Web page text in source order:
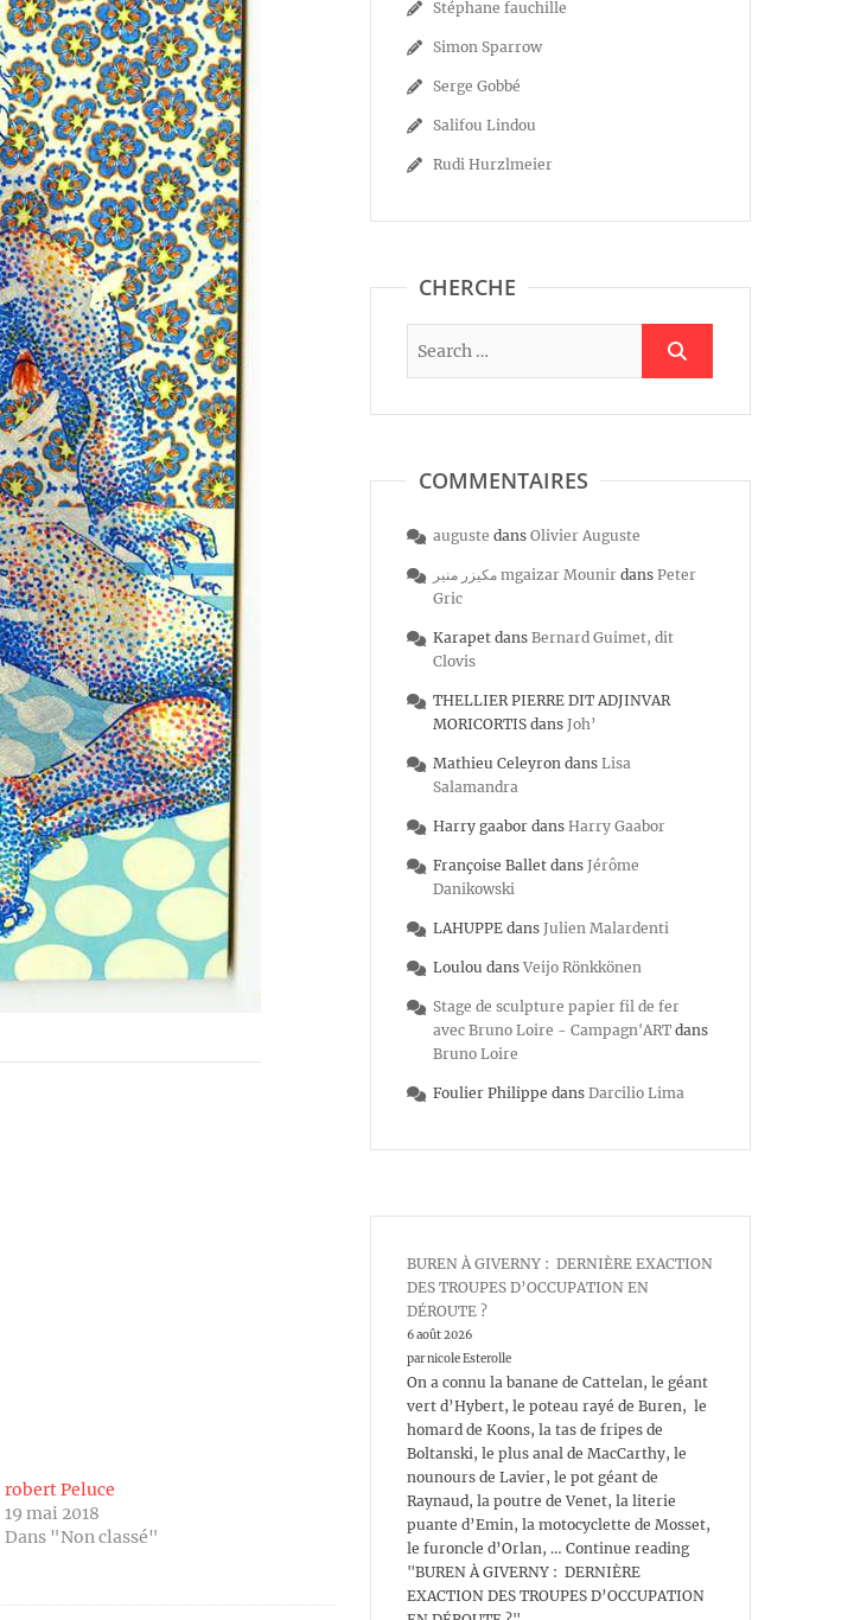
robert Peluce
19 mai 2018
Dans "Non classé"
Stéphane fauchille
Simon Sparrow
Serge Gobbé
Salifou Lindou
Rudi Hurzlmeier
CHERCHE
COMMENTAIRES
auguste dans Olivier Auguste
مكيزر منير mgaizar Mounir dans Peter
Gric
Karapet dans Bernard Guimet, dit
Clovis
THELLIER PIERRE DIT ADJINVAR
MORICORTIS dans Joh’
Mathieu Celeyron dans Lisa
Salamandra
Harry gaabor dans Harry Gaabor
Françoise Ballet dans Jérôme
Danikowski
LAHUPPE dans Julien Malardenti
Loulou dans Veijo Rönkkönen
Stage de sculpture papier fil de fer
avec Bruno Loire - Campagn'ART dans
Bruno Loire
Foulier Philippe dans Darcilio Lima
BUREN À GIVERNY : DERNIÈRE EXACTION
DES TROUPES D’OCCUPATION EN
DÉROUTE ?
6 août 2026
par nicole Esterolle
On a connu la banane de Cattelan, le géant
vert d’Hybert, le poteau rayé de Buren, le
homard de Koons, la tas de fripes de
Boltanski, le plus anal de MacCarthy, le
nounours de Lavier, le pot géant de
Raynaud, la poutre de Venet, la literie
puante d’Emin, la motocyclette de Mosset,
le furoncle d’Orlan, … Continue reading
"BUREN À GIVERNY : DERNIÈRE
EXACTION DES TROUPES D’OCCUPATION